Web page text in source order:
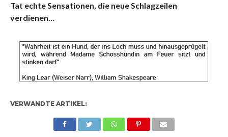
Tat echte Sensationen, die neue Schlagzeilen
verdienen…
VERWANDTE ARTIKEL: